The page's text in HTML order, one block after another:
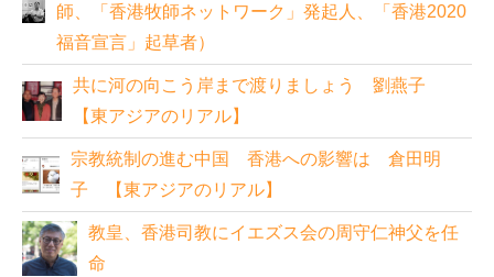
師、「香港牧師ネットワーク」発起人、「香港2020
福音宣言」起草者）
共に河の向こう岸まで渡りましょう 劉燕子
【東アジアのリアル】
宗教統制の進む中国 香港への影響は 倉田明
子 【東アジアのリアル】
教皇、香港司教にイエズス会の周守仁神父を任
命